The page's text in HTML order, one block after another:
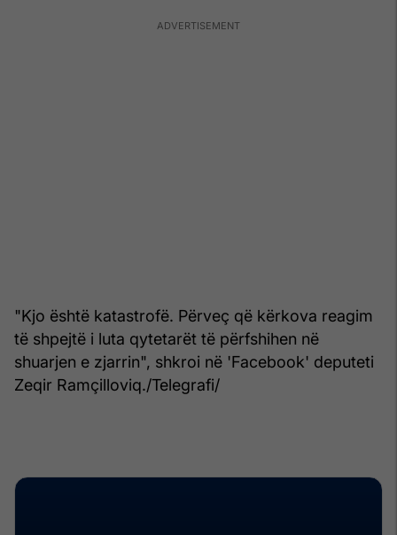
"Kjo është katastrofë. Përveç që kërkova reagim
të shpejtë i luta qytetarët të përfshihen në
shuarjen e zjarrin", shkroi në 'Facebook' deputeti
Zeqir Ramçilloviq./Telegrafi/